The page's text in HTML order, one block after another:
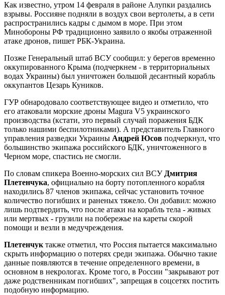
Как известно, утром 14 февраля в районе Алупки раздались
взрывы. Россияне подняли в воздух свои вертолеты, а в сети
распространились кадры с дымом в море. При этом
Минобороны РФ традиционно заявило о якобы отраженной
атаке дронов, пишет РБК-Украина.
Позже Генеральный штаб ВСУ сообщил: у берегов временно
оккупированного Крыма (подчеркнем - в территориальных
водах Украины) был уничтожен большой десантный корабль
оккупантов Цезарь Куников.
ГУР обнародовало соответствующее видео и отметило, что
его атаковали морские дроны Magura V5 украинского
производства (кстати, это первый случай поражения БДК
только нашими беспилотниками). А представитель Главного
управления разведки Украины Андрей Юсов подчеркнул, что
большинство экипажа российского БДК, уничтоженного в
Черном море, спастись не смогли.
По словам спикера Военно-морских сил ВСУДмитрия
Плетенчука, официально на борту потопленного корабля
находились 87 членов экипажа, сейчас установить точное
количество погибших и раненых тяжело. Он добавил: можно
лишь подтвердить, что после атаки на корабль тела - живых
или мертвых - грузили на побережье на кареты скорой
помощи и везли в медучреждения.
Плетенчуктакже отметил, что Россия пытается максимально
скрыть информацию о потерях среди экипажа. Обычно такие
данные появляются в течение определенного времени, в
основном в некрологах. Кроме того, в России "закрывают рот
даже родственникам погибших", запрещая в соцсетях постить
подобную информацию.